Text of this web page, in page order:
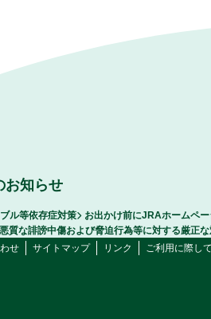
お知らせ
ル等依存症対策
お出かけ前にJRAホームペ
質な誹謗中傷および脅迫行為等に対する厳正
せ
サイトマップ リンク ご利用に際し